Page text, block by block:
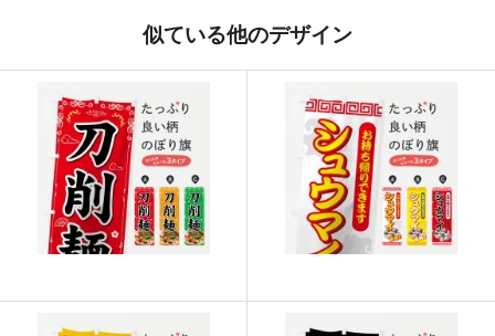
919
24 915 21960
25 913 22825
26 911 23686
27 909 24543
29 905 26245
似ている他のデザイン